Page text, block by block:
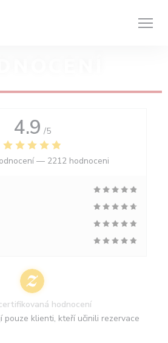
4.9 /5
— 2212 hodnoceni
hodnocení
pouze klienti, kteří učinili rezervace